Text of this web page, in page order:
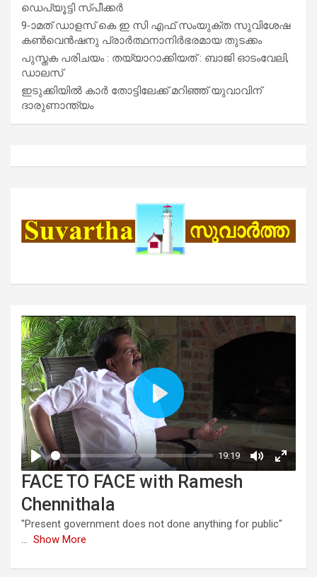
ഡെപ്യൂട്ടി സ്പീക്കർ
9-ാമത് ഡാളസ് കെ ഇ സി എഫ് സംയുക്ത സുവിശേഷ
കൺവെൻഷനു പ്രാർത്ഥനാനിർഭരമായ തുടക്കം
പുസ്തക പരിചയം : തയ്യാറാക്കിയത് : ബാജി ഓടംവേലി,
ഡാലസ്
ഇടുക്കിയിൽ കാർ തോട്ടിലേക്ക് മറിഞ്ഞ് യുവാവിന്
ദാരുണാന്ത്യം
FACE TO FACE with Ramesh
Chennithala
"Present government does not done anything for public"
... Show More